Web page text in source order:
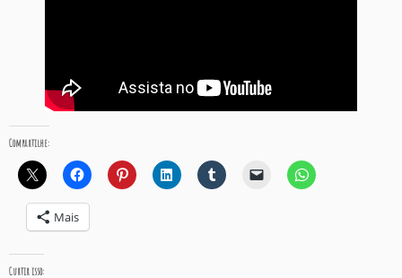
Compartilhe:
Mais
Curtir isso: